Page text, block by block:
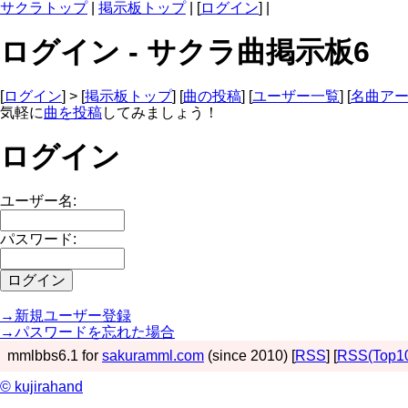
サクラトップ| 掲示板トップ| [ログイン] |
ログイン - サクラ曲掲示板6
[ログイン] > [掲示板トップ] [曲の投稿] [ユーザー一覧] [名曲ア
気軽に曲を投稿してみましょう！
ログイン
ユーザー名:
パスワード:
→新規ユーザー登録
→パスワードを忘れた場合
mmlbbs6.1 for sakuramml.com (since 2010) [RSS] [
© kujirahand